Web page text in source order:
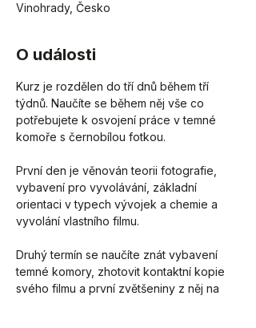
Vinohrady, Česko
O události
Kurz je rozdělen do tří dnů během tří
týdnů. Naučíte se během něj vše co
potřebujete k osvojení práce v temné
komoře s černobílou fotkou.
První den je věnován teorii fotografie,
vybavení pro vyvolávání, základní
orientaci v typech vývojek a chemie a
vyvolání vlastního filmu.
Druhý termín se naučíte znát vybavení
temné komory, zhotovit kontaktní kopie
svého filmu a první zvětšeniny z něj na